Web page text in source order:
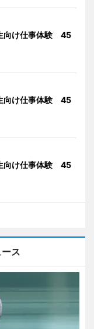
向け仕事体験 45
向け仕事体験 45
向け仕事体験 45
ス